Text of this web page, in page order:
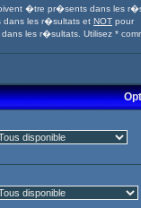
�tre pr�sents dans les
dans les r�sultats et NOT pour
les r�sultats. Utilisez *